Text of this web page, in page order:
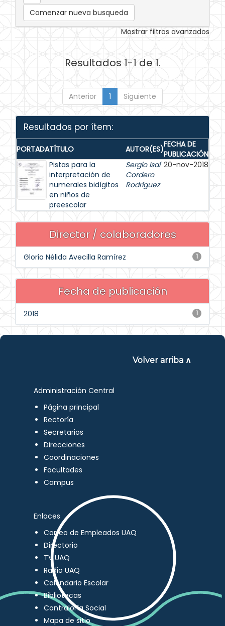
Comenzar nueva busqueda
Mostrar filtros avanzados
Resultados 1-1 de 1.
Anterior 1 Siguiente
Resultados por ítem:
PORTADATÍTULO AUTOR(ES)FECHA DE
PUBLICACIÓN
Pistas para la
interpretación de
numerales bidígitos
en niños de
preescolar
Sergio Isaí
Cordero
Rodríguez
20-nov-2018
Director / colaboradores
1
Gloria Nélida Avecilla Ramírez
Fecha de publicación
1
2018
Volver arriba ∧
Administración Central
Página principal
Rectoría
Secretarios
Direcciones
Coordinaciones
Facultades
Campus
Enlaces
Correo de Empleados UAQ
Directorio
TV UAQ
Radio UAQ
Calendario Escolar
Bibliotecas
Contraloría Social
Mapa de sitio